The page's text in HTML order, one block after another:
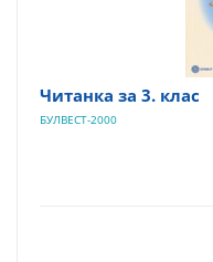
Читанка за 3. клас
БУЛВЕСТ-2000